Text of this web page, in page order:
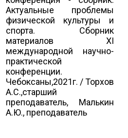
Актуальные проблемы
физической культуры и
спорта. Сборник
материалов XI
международной научно-
практической
конференции.
Чебоксаны,2021г. / Торхов
А.С.,старший
преподаватель, Малькин
А.Ю., преподаватель